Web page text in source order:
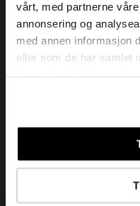
vårt, med partnerne
annonsering og
med annen informasjon
eller som de har samlet
eksklusive merker og
frisør.
Personvern